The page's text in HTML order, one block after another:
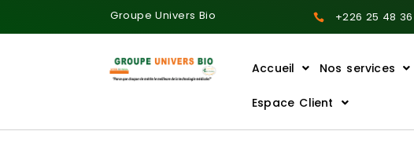
Groupe Univers Bio +226 25 48 36
Accueil Nos services
Espace Client